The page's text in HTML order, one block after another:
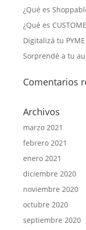
¿Qué es
¿Qué es
Digitalizá tu PYME
Sorprendé a tu
Comentarios
Archivos
marzo 2021
febrero 2021
enero 2021
diciembre 2020
noviembre 2020
octubre 2020
septiembre 2020